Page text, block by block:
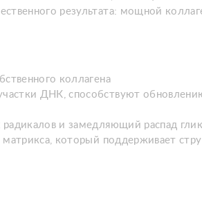
результата: мощной
коллагена
ДНК, способствуют
и замедляющий распад
который поддерживает